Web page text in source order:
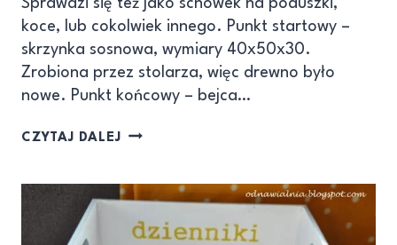
Sprawdzi się też jako schowek na poduszki,
koce, lub cokolwiek innego. Punkt startowy –
skrzynka sosnowa, wymiary 40x50x30.
Zrobiona przez stolarza, więc drewno było
nowe. Punkt końcowy – bejca…
CZYTAJ DALEJ